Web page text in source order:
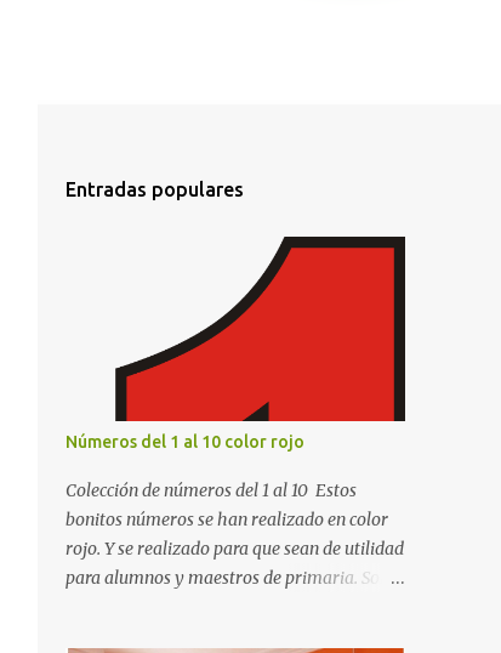
Entradas populares
Números del 1 al 10 color rojo
Colección de números del 1 al 10 Estos
bonitos números se han realizado en color
rojo. Y se realizado para que sean de utilidad
para alumnos y maestros de primaria. Son